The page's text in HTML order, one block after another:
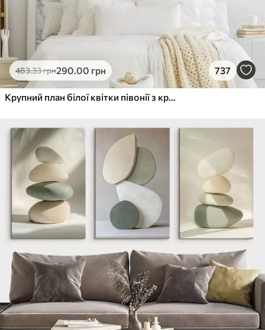
483.33грн290.00 грн 737
Крупний план білої квітки півонії з крапельками води на пелюстках на розмитому фоні